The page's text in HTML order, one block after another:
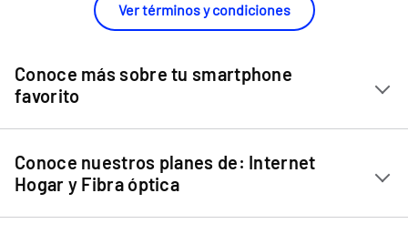
Ver términos y condiciones
Conoce más sobre tu smartphone
favorito
Chip Entel
Apple iPhone 11
Apple iPhone 12 Mini
Conoce nuestros planes de: Internet
Hogar y Fibra óptica
Internet Hogar